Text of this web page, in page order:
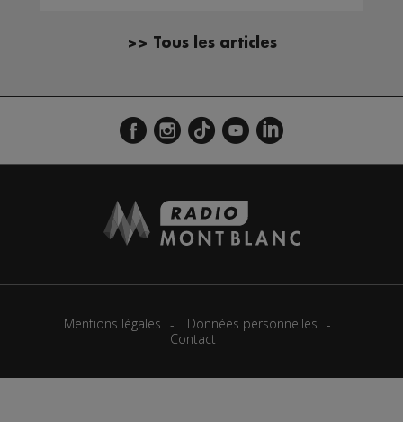
>> Tous les articles
Mentions légales
Données personnelles
Contact